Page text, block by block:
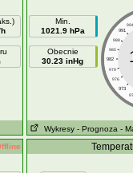
Min.
1021.9 hPa
Obecnie
30.23 inHg
994
991
988
985
982
979
976
973
Wykresy - Prognoza -